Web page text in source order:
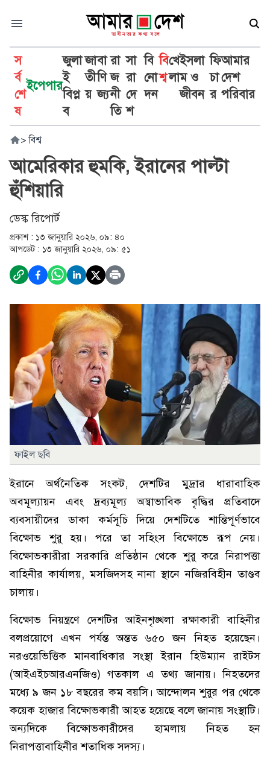
স
র্ব
শে
ষ
ইপেপার
জুলা
ই
বিপ্ল
ব
জা
তী
য়
বা
ণি
জ্য
রা
জ
নী
তি
সা
রা
দে
শ
বি
নো
দন
বি
শ্ব
খে
লা
ইসলা
ম ও
জীবন
ফি
চা
র
আমার
দেশ
পরিবার
> বিশ্ব
আমেরিকার হুমকি, ইরানের পাল্টা
হুঁশিয়ারি
ডেস্ক রিপোর্ট
প্রকাশ : ১৩ জানুয়ারি ২০২৬, ০৯: ৪০
আপডেট : ১৩ জানুয়ারি ২০২৬, ০৯: ৫১
ফাইল ছবি
ইরানে অর্থনৈতিক সংকট, দেশটির মুদ্রার ধারাবাহিক
অবমূল্যায়ন এবং দ্রব্যমূল্য অস্বাভাবিক বৃদ্ধির প্রতিবাদে
ব্যবসায়ীদের ডাকা কর্মসূচি দিয়ে দেশটিতে শান্তিপূর্ণভাবে
বিক্ষোভ শুরু হয়। পরে তা সহিংস বিক্ষোভে রূপ নেয়।
বিক্ষোভকারীরা সরকারি প্রতিষ্ঠান থেকে শুরু করে নিরাপত্তা
বাহিনীর কার্যালয়, মসজিদসহ নানা স্থানে নজিরবিহীন তাণ্ডব
চালায়।
বিক্ষোভ নিয়ন্ত্রণে দেশটির আইনশৃঙ্খলা রক্ষাকারী বাহিনীর
বলপ্রয়োগে এখন পর্যন্ত অন্তত ৬৫০ জন নিহত হয়েছেন।
নরওয়েভিত্তিক মানবাধিকার সংস্থা ইরান হিউম্যান রাইটস
(আইএইচআরএনজিও) গতকাল এ তথ্য জানায়। নিহতদের
মধ্যে ৯ জন ১৮ বছরের কম বয়সি। আন্দোলন শুরুর পর থেকে
কয়েক হাজার বিক্ষোভকারী আহত হয়েছে বলে জানায় সংস্থাটি।
অন্যদিকে বিক্ষোভকারীদের হামলায় নিহত হন
নিরাপত্তাবাহিনীর শতাধিক সদস্য।